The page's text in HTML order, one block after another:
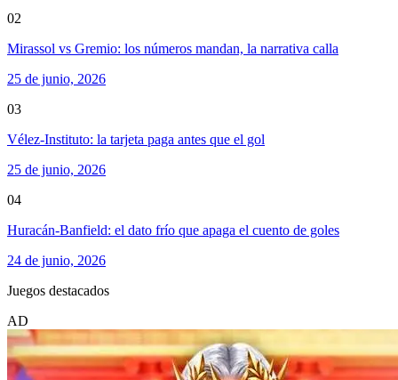
02
Mirassol vs Gremio: los números mandan, la narrativa calla
25 de junio, 2026
03
Vélez-Instituto: la tarjeta paga antes que el gol
25 de junio, 2026
04
Huracán-Banfield: el dato frío que apaga el cuento de goles
24 de junio, 2026
Juegos destacados
AD